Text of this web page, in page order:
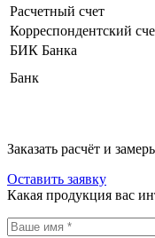
Расчетный счет
Корреспондентский
БИК Банка
Банк
Заказать расчёт и
Оставить заявку
Какая продукция вас